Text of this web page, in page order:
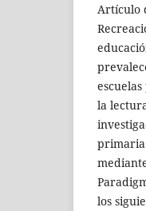
Artículo
la
primaria
los